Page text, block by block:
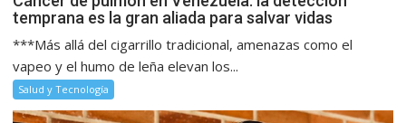
temprana es la gran aliada para salvar vidas
***Más allá del cigarrillo tradicional, amenazas como el
vapeo y el humo de leña elevan los...
Salud y Tecnología